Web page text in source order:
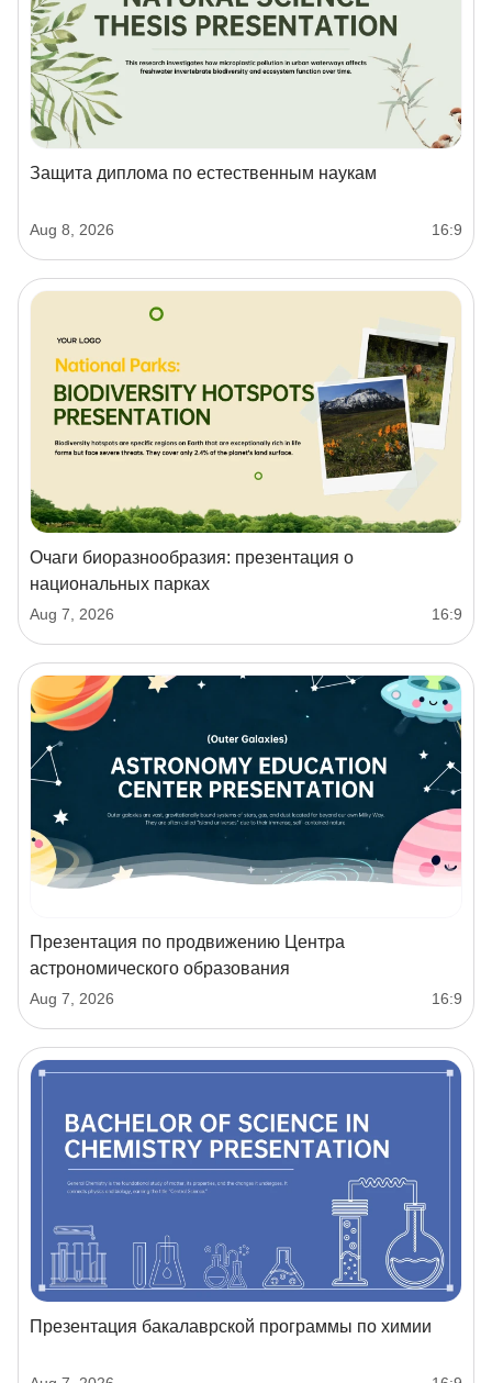
Защита диплома по естественным наукам
Aug 8, 2026 16:9
Очаги биоразнообразия: презентация о
национальных парках
Aug 7, 2026 16:9
Презентация по продвижению Центра
астрономического образования
Aug 7, 2026 16:9
Презентация бакалаврской программы по химии